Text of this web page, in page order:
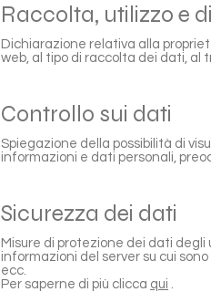
Raccolta, utilizzo e
Dichiarazione relativa alla
web, al tipo di raccolta dei dati, al
Controllo sui dati
Spiegazione della possibilità di
informazioni e dati personali,
Sicurezza dei dati
Misure di protezione dei dati
informazioni del server su cui
ecc.
Per saperne di più clicca qui .